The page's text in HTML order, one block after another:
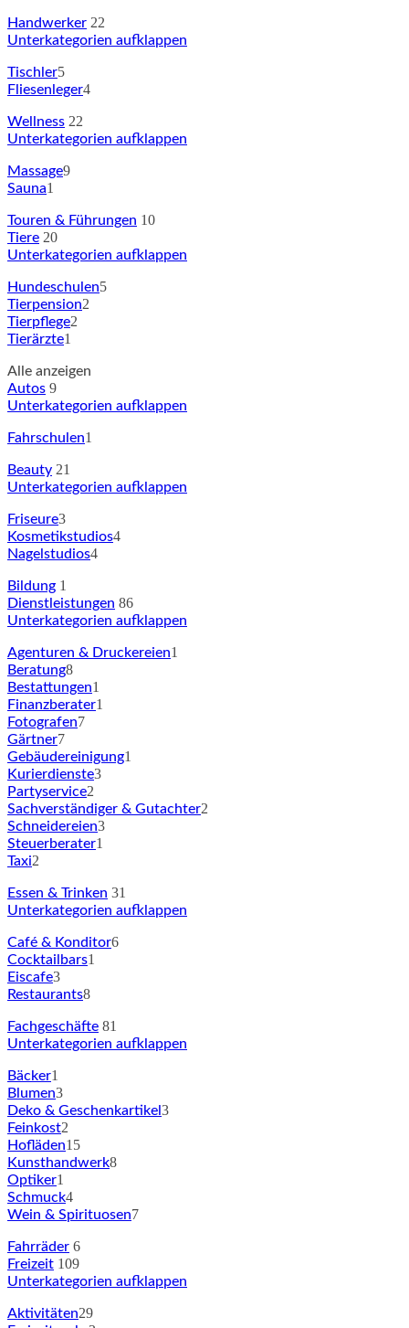
Handwerker 22
Unterkategorien aufklappen
Tischler5
Fliesenleger4
Wellness 22
Unterkategorien aufklappen
Massage9
Sauna1
Touren & Führungen 10
Tiere 20
Unterkategorien aufklappen
Hundeschulen5
Tierpension2
Tierpflege2
Tierärzte1
Alle anzeigen
Autos 9
Unterkategorien aufklappen
Fahrschulen1
Beauty 21
Unterkategorien aufklappen
Friseure3
Kosmetikstudios4
Nagelstudios4
Bildung 1
Dienstleistungen 86
Unterkategorien aufklappen
Agenturen & Druckereien1
Beratung8
Bestattungen1
Finanzberater1
Fotografen7
Gärtner7
Gebäudereinigung1
Kurierdienste3
Partyservice2
Sachverständiger & Gutachter2
Schneidereien3
Steuerberater1
Taxi2
Essen & Trinken 31
Unterkategorien aufklappen
Café & Konditor6
Cocktailbars1
Eiscafe3
Restaurants8
Fachgeschäfte 81
Unterkategorien aufklappen
Bäcker1
Blumen3
Deko & Geschenkartikel 3
Feinkost2
Hofläden15
Kunsthandwerk8
Optiker1
Schmuck4
Wein & Spirituosen7
Fahrräder 6
Freizeit 109
Unterkategorien aufklappen
Aktivitäten29